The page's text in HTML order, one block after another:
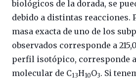
biológicos de la dorada, se
debido a distintas reacciones.
masa exacta de uno de los
observados corresponde a
perfil isotópico, corresponde
molecular de C13H10O3. Si